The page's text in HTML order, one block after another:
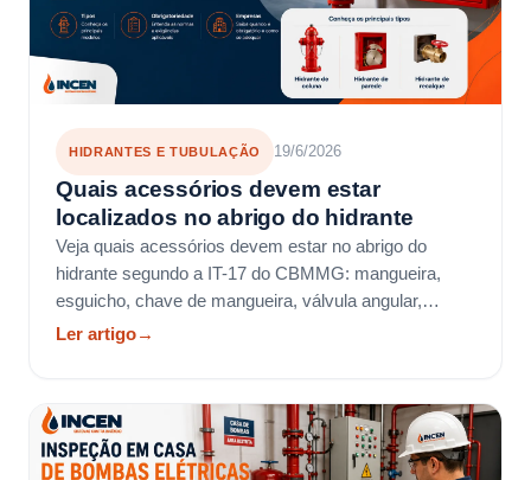
HIDRANTES E TUBULAÇÃO 19/6/2026
Quais acessórios devem estar
localizados no abrigo do hidrante
Veja quais acessórios devem estar no abrigo do
hidrante segundo a IT-17 do CBMMG: mangueira,
esguicho, chave de mangueira, válvula angular,
adaptador e tampão.
Ler artigo→